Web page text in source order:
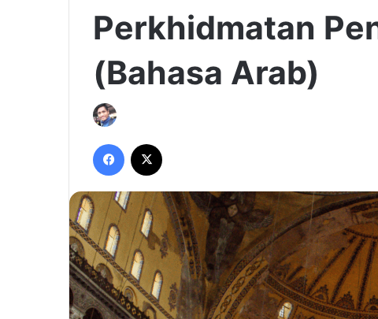
Perkhidmatan
(Bahasa Arab)
Facebook